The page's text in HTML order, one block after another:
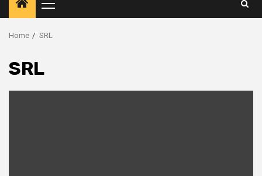
Primary
Menu
Home SRL
SRL